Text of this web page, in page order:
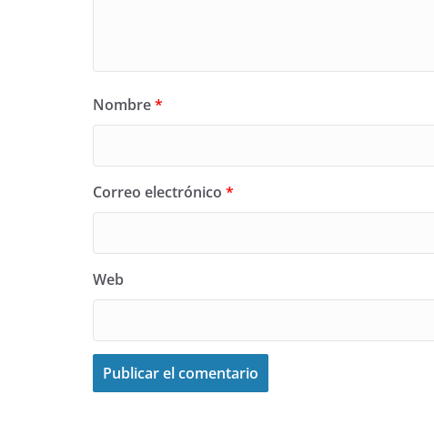
Nombre*
Correo electrónico *
Web